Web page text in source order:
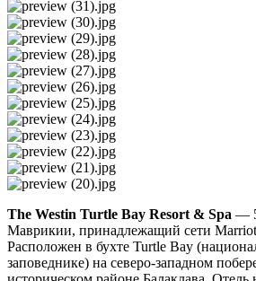
The Westin Turtle Bay Resort & Spa —
Маврикии, принадлежащий сети
Расположен в бухте Turtle Bay
заповеднике) на северо-западном